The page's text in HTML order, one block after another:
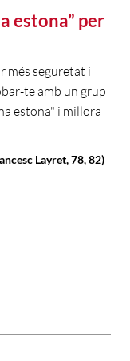
estona” per
més seguretat i
te amb un grup
estona" i millora
Layret, 78, 82)